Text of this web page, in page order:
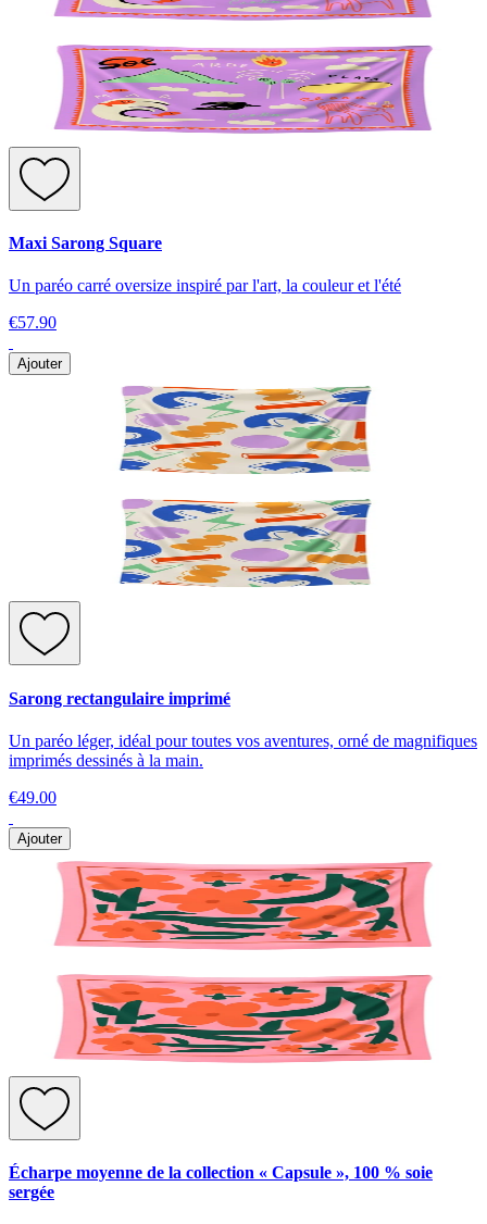
Maxi Sarong Square
Un paréo carré oversize inspiré par l'art, la couleur et l'été
€57.90
Ajouter
Sarong rectangulaire imprimé
Un paréo léger, idéal pour toutes vos aventures, orné de magnifiques
imprimés dessinés à la main.
€49.00
Ajouter
Écharpe moyenne de la collection « Capsule », 100 % soie
sergée